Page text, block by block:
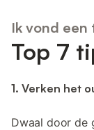
Ik vond een
Top 7
1. Verken het
Dwaal door de